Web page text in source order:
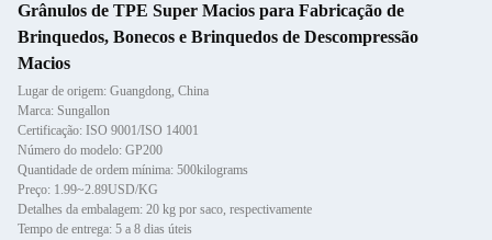
Grânulos de TPE Super Macios para Fabricação de
Brinquedos, Bonecos e Brinquedos de Descompressão
Macios
Lugar de origem: Guangdong, China
Marca: Sungallon
Certificação: ISO 9001/ISO 14001
Número do modelo: GP200
Quantidade de ordem mínima: 500kilograms
Preço: 1.99~2.89USD/KG
Detalhes da embalagem: 20 kg por saco, respectivamente
Tempo de entrega: 5 a 8 dias úteis